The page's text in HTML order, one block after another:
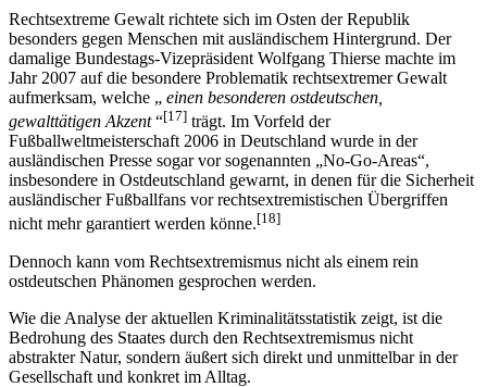
Rechtsextreme Gewalt richtete sich im Osten der Republik
besonders gegen Menschen mit ausländischem Hintergrund. Der
damalige Bundestags-Vizepräsident Wolfgang Thierse machte im
Jahr 2007 auf die besondere Problematik rechtsextremer Gewalt
aufmerksam, welche „ einen besonderen ostdeutschen,
gewalttätigen Akzent“[17] trägt. Im Vorfeld der
Fußballweltmeisterschaft 2006 in Deutschland wurde in der
ausländischen Presse sogar vor sogenannten „No-Go-Areas“,
insbesondere in Ostdeutschland gewarnt, in denen für die Sicherheit
ausländischer Fußballfans vor rechtsextremistischen Übergriffen
nicht mehr garantiert werden könne.[18]
Dennoch kann vom Rechtsextremismus nicht als einem rein
ostdeutschen Phänomen gesprochen werden.
Wie die Analyse der aktuellen Kriminalitätsstatistik zeigt, ist die
Bedrohung des Staates durch den Rechtsextremismus nicht
abstrakter Natur, sondern äußert sich direkt und unmittelbar in der
Gesellschaft und konkret im Alltag.